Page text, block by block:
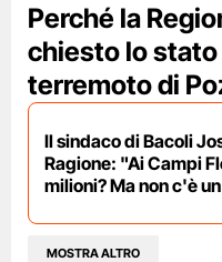
Perché la
chiesto lo stato
terremoto di
Il sindaco di Bacoli
Ragione: "Ai Campi
milioni? Ma non c'è
MOSTRA ALTRO